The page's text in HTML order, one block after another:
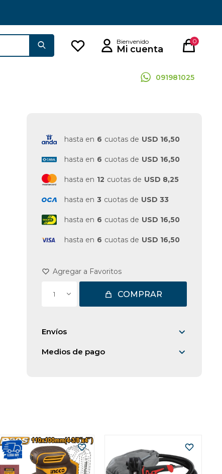
091981025
0
hasta en 6 cuotas de USD 16,50
hasta en 6 cuotas de USD 16,50
hasta en 12 cuotas de USD 8,25
hasta en 3 cuotas de USD 33
hasta en 6 cuotas de USD 16,50
hasta en 6 cuotas de USD 16,50
1 COMPRAR
Envíos
Medios de pago